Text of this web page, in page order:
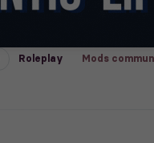
Roleplay
Mods